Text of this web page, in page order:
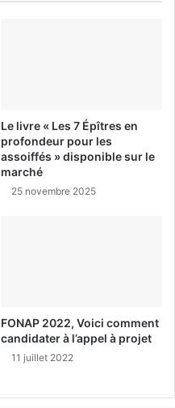
Le livre « Les 7 Épîtres en
profondeur pour les
assoiffés » disponible sur le
marché
25 novembre 2025
FONAP 2022, Voici comment
candidater à l’appel à projet
11 juillet 2022